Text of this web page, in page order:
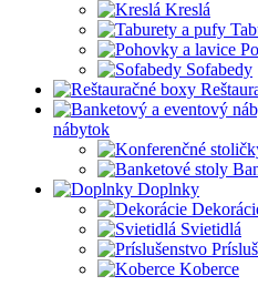
Kreslá
Sofabedy
nábytok
Doplnky
Svietidlá
Koberce